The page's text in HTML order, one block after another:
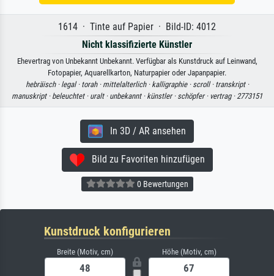
1614 · Tinte auf Papier · Bild-ID: 4012
Nicht klassifizierte Künstler
Ehevertrag von Unbekannt Unbekannt. Verfügbar als Kunstdruck auf Leinwand,
Fotopapier, Aquarellkarton, Naturpapier oder Japanpapier.
hebräisch · legal · torah · mittelalterlich · kalligraphie · scroll · transkript ·
manuskript · beleuchtet · uralt · unbekannt · künstler · schöpfer · vertrag · 2773151
In 3D / AR ansehen
Bild zu Favoriten hinzufügen
0 Bewertungen
Kunstdruck konfigurieren
Breite (Motiv, cm) Höhe (Motiv, cm)